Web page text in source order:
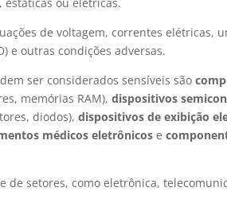
de voltagem, correntes elétricas,
e outras condições adversas.
ser considerados sensíveis são
memórias RAM),dispositivos
diodos),dispositivos de exibição
médicos eletrônicos e
de setores, como eletrônica,